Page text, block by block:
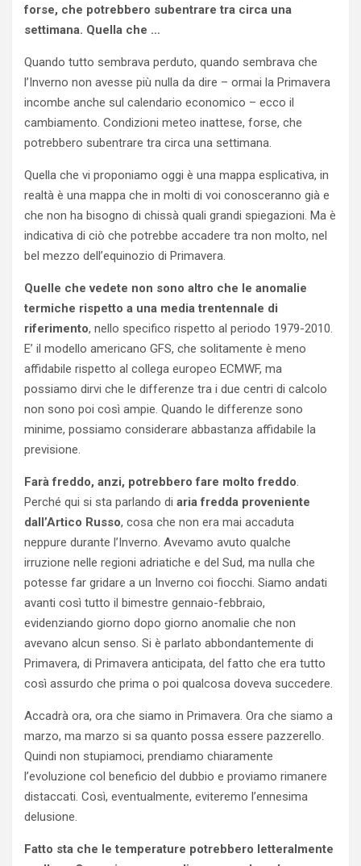
forse, che potrebbero subentrare tra circa una
settimana. Quella che …
Quando tutto sembrava perduto, quando sembrava che
l’Inverno non avesse più nulla da dire – ormai la Primavera
incombe anche sul calendario economico – ecco il
cambiamento. Condizioni meteo inattese, forse, che
potrebbero subentrare tra circa una settimana.
Quella che vi proponiamo oggi è una mappa esplicativa, in
realtà è una mappa che in molti di voi conosceranno già e
che non ha bisogno di chissà quali grandi spiegazioni. Ma è
indicativa di ciò che potrebbe accadere tra non molto, nel
bel mezzo dell’equinozio di Primavera.
Quelle che vedete non sono altro che le anomalie
termiche rispetto a una media trentennale di
riferimento, nello specifico rispetto al periodo 1979-2010.
E’ il modello americano GFS, che solitamente è meno
affidabile rispetto al collega europeo ECMWF, ma
possiamo dirvi che le differenze tra i due centri di calcolo
non sono poi così ampie. Quando le differenze sono
minime, possiamo considerare abbastanza affidabile la
previsione.
Farà freddo, anzi, potrebbero fare molto freddo.
Perché qui si sta parlando di aria fredda proveniente
dall’Artico Russo, cosa che non era mai accaduta
neppure durante l’Inverno. Avevamo avuto qualche
irruzione nelle regioni adriatiche e del Sud, ma nulla che
potesse far gridare a un Inverno coi fiocchi. Siamo andati
avanti così tutto il bimestre gennaio-febbraio,
evidenziando giorno dopo giorno anomalie che non
avevano alcun senso. Si è parlato abbondantemente di
Primavera, di Primavera anticipata, del fatto che era tutto
così assurdo che prima o poi qualcosa doveva succedere.
Accadrà ora, ora che siamo in Primavera. Ora che siamo a
marzo, ma marzo si sa quanto possa essere pazzerello.
Quindi non stupiamoci, prendiamo chiaramente
l’evoluzione col beneficio del dubbio e proviamo rimanere
distaccati. Così, eventualmente, eviteremo l’ennesima
delusione.
Fatto sta che le temperature potrebbero letteralmente